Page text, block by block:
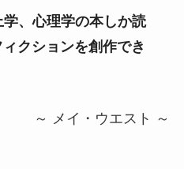
、心理学の本しか読
クションを創作でき
～ メイ・ウエスト ～